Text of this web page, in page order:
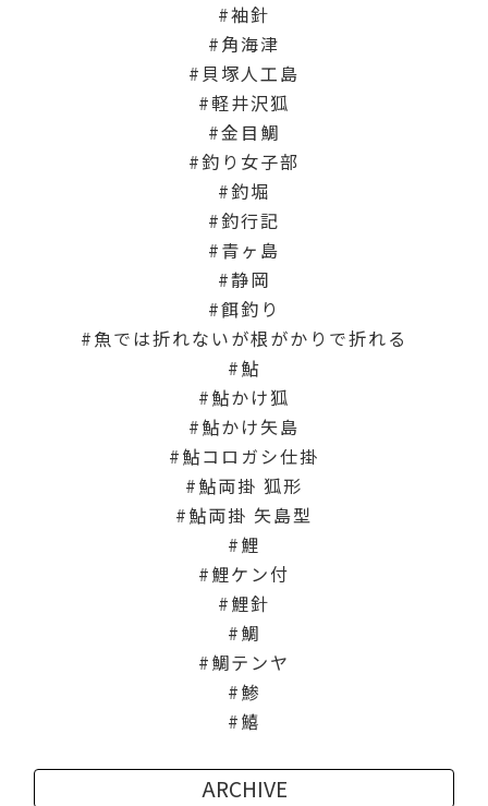
袖針
角海津
貝塚人工島
軽井沢狐
金目鯛
釣り女子部
釣堀
釣行記
青ヶ島
静岡
餌釣り
魚では折れないが根がかりで折れる
鮎
鮎かけ狐
鮎かけ矢島
鮎コロガシ仕掛
鮎両掛 狐形
鮎両掛 矢島型
鯉
鯉ケン付
鯉針
鯛
鯛テンヤ
鯵
鱚
ARCHIVE